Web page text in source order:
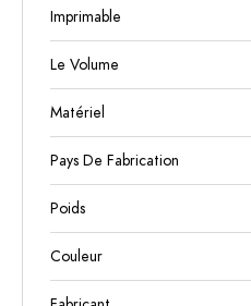
Imprimable
Le Volume
Matériel
Pays De Fabrication
Poids
Couleur